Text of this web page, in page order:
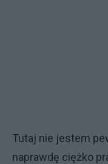
Tutaj nie jestem
naprawdę ciężko